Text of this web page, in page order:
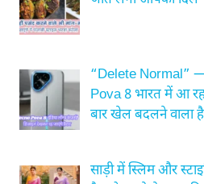
“Delete Normal”
Pova 8 भारत में आ
बार खेल बदलने वाला
साड़ी में स्लिम और